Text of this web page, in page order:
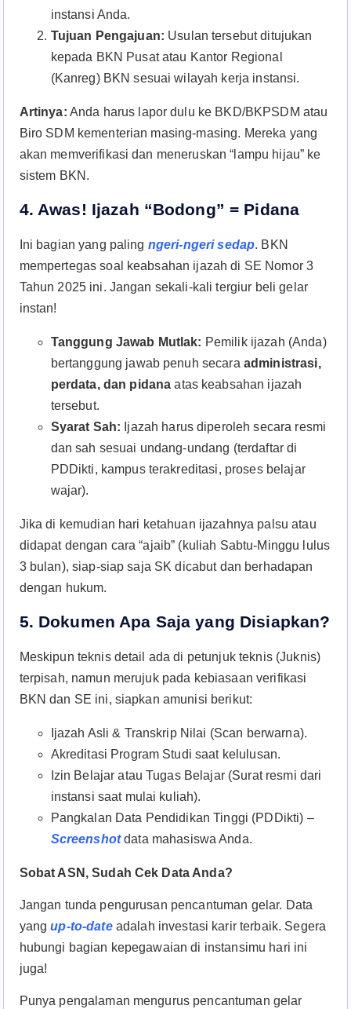
instansi Anda.
Tujuan Pengajuan: Usulan tersebut ditujukan
kepada BKN Pusat atau Kantor Regional
(Kanreg) BKN sesuai wilayah kerja instansi.
Artinya: Anda harus lapor dulu ke BKD/BKPSDM atau
Biro SDM kementerian masing-masing. Mereka yang
akan memverifikasi dan meneruskan “lampu hijau” ke
sistem BKN.
4. Awas! Ijazah “Bodong” = Pidana
Ini bagian yang paling ngeri-ngeri sedap. BKN
mempertegas soal keabsahan ijazah di SE Nomor 3
Tahun 2025 ini. Jangan sekali-kali tergiur beli gelar
instan!
Tanggung Jawab Mutlak: Pemilik ijazah (Anda)
bertanggung jawab penuh secara administrasi,
perdata, dan pidana atas keabsahan ijazah
tersebut.
Syarat Sah: Ijazah harus diperoleh secara resmi
dan sah sesuai undang-undang (terdaftar di
PDDikti, kampus terakreditasi, proses belajar
wajar).
Jika di kemudian hari ketahuan ijazahnya palsu atau
didapat dengan cara “ajaib” (kuliah Sabtu-Minggu lulus
3 bulan), siap-siap saja SK dicabut dan berhadapan
dengan hukum.
5. Dokumen Apa Saja yang Disiapkan?
Meskipun teknis detail ada di petunjuk teknis (Juknis)
terpisah, namun merujuk pada kebiasaan verifikasi
BKN dan SE ini, siapkan amunisi berikut:
Ijazah Asli & Transkrip Nilai (Scan berwarna).
Akreditasi Program Studi saat kelulusan.
Izin Belajar atau Tugas Belajar (Surat resmi dari
instansi saat mulai kuliah).
Pangkalan Data Pendidikan Tinggi (PDDikti) –
Screenshotdata mahasiswa Anda.
Sobat ASN, Sudah Cek Data Anda?
Jangan tunda pengurusan pencantuman gelar. Data
yangup-to-dateadalah investasi karir terbaik. Segera
hubungi bagian kepegawaian di instansimu hari ini
juga!
Punya pengalaman mengurus pencantuman gelar